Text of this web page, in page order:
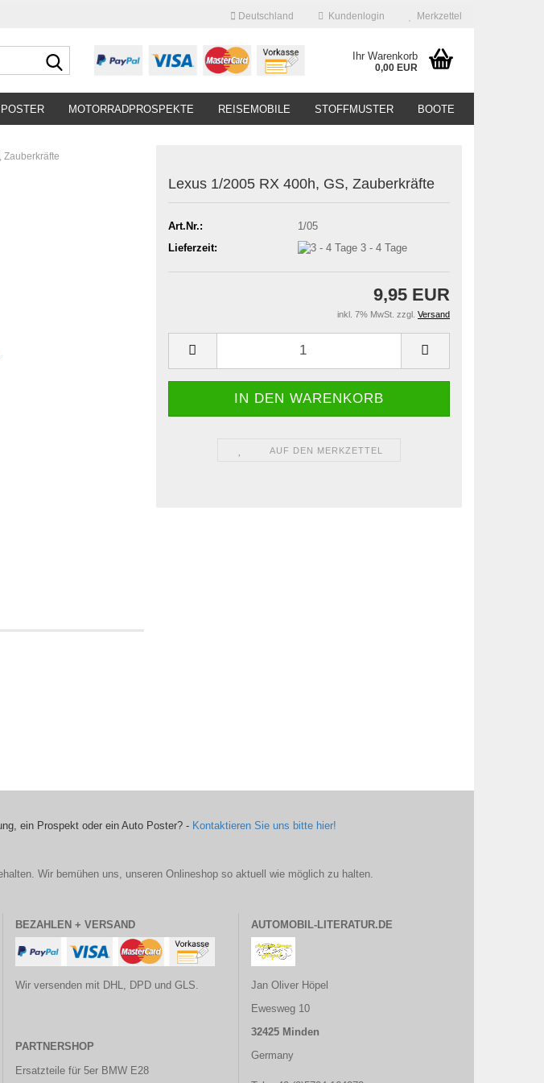
Deutschland Kundenlogin Merkzettel
Suche... Ihr Warenkorb
0,00 EUR
POSTER MOTORRADPROSPEKTE REISEMOBILE STOFFMUSTER BOOTE
Zauberkräfte
Lexus 1/2005 RX 400h, GS, Zauberkräfte
Art.Nr.:
1/05
Lieferzeit:
3 - 4 Tage
9,95 EUR
inkl. 7% MwSt. zzgl. Versand
AUF DEN MERKZETTEL
ein Prospekt oder ein Auto Poster? - Kontaktieren Sie uns bitte hier!
Wir bemühen uns, unseren Onlineshop so aktuell wie möglich zu halten.
BEZAHLEN + VERSAND
Wir versenden mit DHL, DPD und GLS.
PARTNERSHOP
Ersatzteile für 5er BMW E28
AUTOMOBIL-LITERATUR.DE
Jan Oliver Höpel
Ewesweg 10
32425 Minden
Germany